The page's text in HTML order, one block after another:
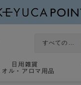
日用雑貨
オル・アロマ用品